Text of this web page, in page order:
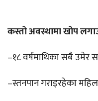
कस्तो अवस्थामा खोप
–१८ वर्षमाथिका सबै उमेर
–स्तनपान गराइरहेका